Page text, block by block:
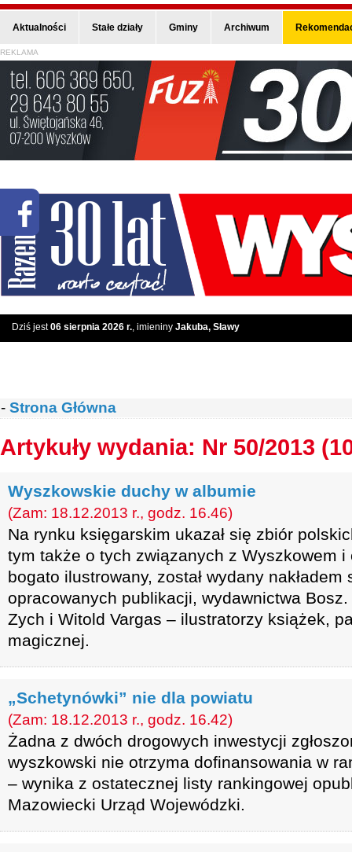
Aktualności Stałe działy Gminy Archiwum
REKLAMA
Dziś jest06 sierpnia 2026 r., imieniny Jakuba, Sławy
- Strona Główna
Artykuły wydania: Nr 50/2013
Wyszkowskie duchy w albumie
(Zam: 18.12.2013 r., godz. 16.46)
Na rynku księgarskim ukazał się zbiór
tym także o tych związanych z Wyszkowem i
bogato ilustrowany, został wydany nakładem
opracowanych publikacji, wydawnictwa Bosz.
Zych i Witold Vargas – ilustratorzy książek,
magicznej.
„Schetynówki” nie dla powiatu
(Zam: 18.12.2013 r., godz. 16.42)
Żadna z dwóch drogowych inwestycji
wyszkowski nie otrzyma dofinansowania w
– wynika z ostatecznej listy rankingowej
Mazowiecki Urząd Wojewódzki.